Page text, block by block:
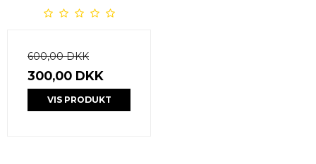
600,00 DKK
300,00 DKK
VIS PRODUKT